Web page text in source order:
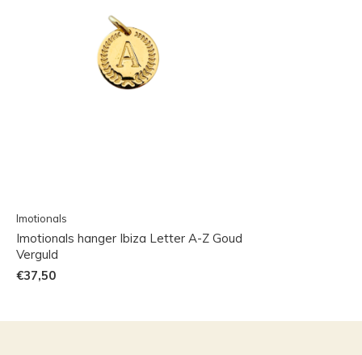
Imotionals
Imotionals hanger Ibiza Letter A-Z Goud
Verguld
€37,50